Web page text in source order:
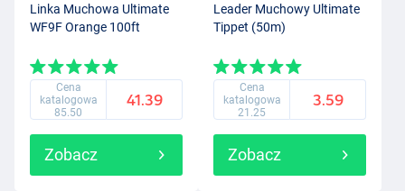
Linka Muchowa Ultimate
WF9F Orange 100ft
Cena
katalogowa
85.50
41.39
Zobacz
Leader Muchowy Ultimate
Tippet (50m)
Cena
katalogowa
21.25
3.59
Zobacz